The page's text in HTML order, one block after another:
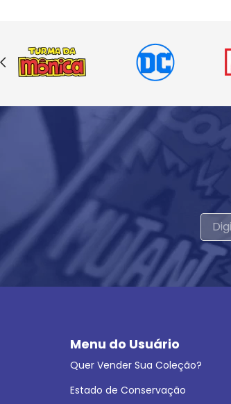
Menu do Usuário
Quer Vender Sua Coleção?
Estado de Conservação